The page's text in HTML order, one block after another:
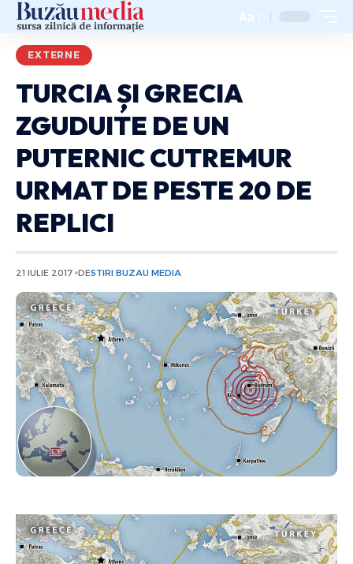
Aa
EXTERNE
TURCIA ȘI GRECIA
ZGUDUITE DE UN
PUTERNIC CUTREMUR
URMAT DE PESTE 20 DE
REPLICI
21 IULIE 2017 DESTIRI BUZAU MEDIA